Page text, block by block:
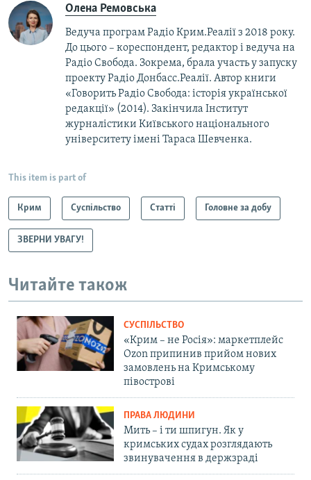
Олена Ремовська
Ведуча програм Радіо Крим.Реалії з 2018 року.
До цього – кореспондент, редактор і ведуча на
Радіо Свобода. Зокрема, брала участь у запуску
проекту Радіо Донбасс.Реалії. Автор книги
«Говорить Радіо Свобода: iсторія української
редакції» (2014). Закінчила Інститут
журналістики Київського національного
університету імені Тараса Шевченка.
This item is part of
Крим Суспільство Статті Головне за добу
ЗВЕРНИ УВАГУ!
Читайте також
СУСПІЛЬСТВО
«Крим – не Росія»: маркетплейс
Ozon припинив прийом нових
замовлень на Кримському
півострові
ПРАВА ЛЮДИНИ
Мить – і ти шпигун. Як у
кримських судах розглядають
звинувачення в держзраді